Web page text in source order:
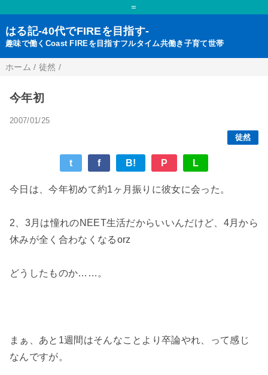
=
はる記-40代でFIREを目指す-
趣味で働くCoast FIREを目指すフルタイム共働き子育て世帯
ホーム / 徒然 /
今年初
2007/01/25
徒然
t f B! P L
今日は、今年初めて約1ヶ月振りに彼女に会った。
2、3月は憧れのNEET生活だからいいんだけど、4月から
休みが全く合わなくなるorz
どうしたものか……。
まぁ、あと1週間はそんなことより卒論やれ、って感じ
なんですが。